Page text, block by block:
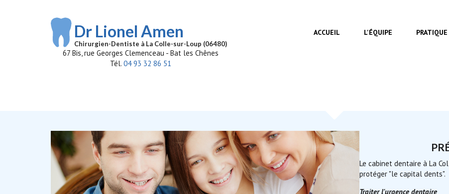
Dr Lionel Amen
Chirurgien-Dentiste à La Colle-sur-Loup (06480)
67 Bis, rue Georges Clemenceau - Bat les Chênes
Tél. 04 93 32 86 51
MENU PRINCIPAL
ACCUEIL L'ÉQUIPE PRATIQUE
Le cabinet dentaire à La
protéger "le capital dents".
Traiter l'urgence dentaire